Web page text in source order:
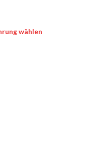
wählen